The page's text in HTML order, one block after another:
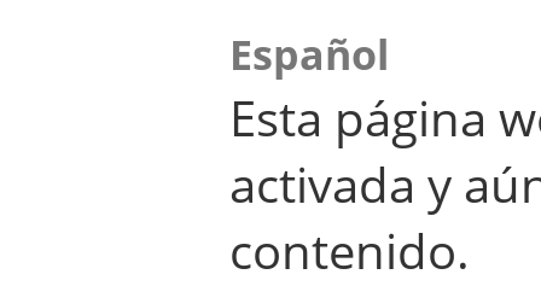
Español
Esta página
activada y
contenido.